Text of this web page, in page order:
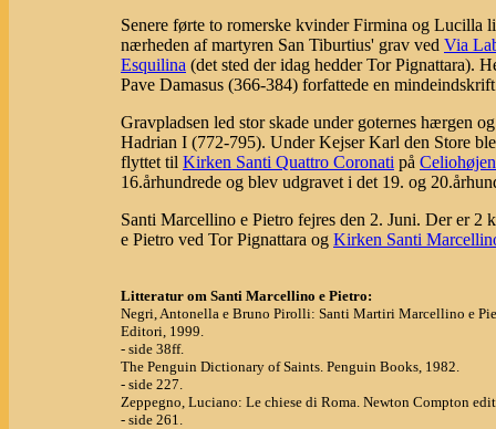
Senere førte to romerske kvinder Firmina og Lucilla
nærheden af martyren San Tiburtius' grav ved Via
Esquilina (det sted der idag hedder Tor Pignattara).
Pave Damasus (366-384) forfattede en
Gravpladsen led stor skade under goternes hærgen
Hadrian I (772-795). Under Kejser Karl den Store
flyttet til Kirken Santi Quattro Coronati på Celiohøjen
16.århundrede og blev udgravet i det 19. og
Santi Marcellino e Pietro fejres den 2. Juni. Der er
e Pietro ved Tor Pignattara og Kirken Santi
Litteratur om Santi Marcellino e Pietro:
Negri, Antonella e Bruno Pirolli: Santi Martiri Marcellino e
Editori, 1999.
- side 38ff.
The Penguin Dictionary of Saints. Penguin Books, 1982.
- side 227.
Zeppegno, Luciano: Le chiese di Roma. Newton Compton
- side 261.